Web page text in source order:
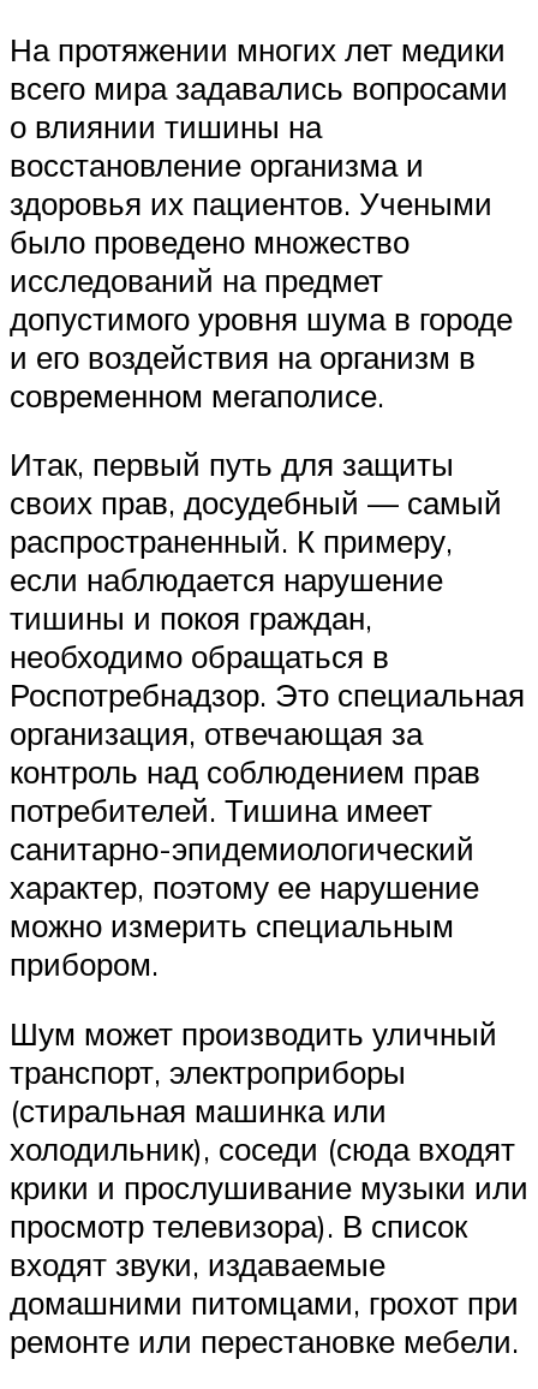
На протяжении многих лет медики
всего мира задавались вопросами
о влиянии тишины на
восстановление организма и
здоровья их пациентов. Учеными
было проведено множество
исследований на предмет
допустимого уровня шума в городе
и его воздействия на организм в
современном мегаполисе.
Итак, первый путь для защиты
своих прав, досудебный — самый
распространенный. К примеру,
если наблюдается нарушение
тишины и покоя граждан,
необходимо обращаться в
Роспотребнадзор. Это специальная
организация, отвечающая за
контроль над соблюдением прав
потребителей. Тишина имеет
санитарно-эпидемиологический
характер, поэтому ее нарушение
можно измерить специальным
прибором.
Шум может производить уличный
транспорт, электроприборы
(стиральная машинка или
холодильник), соседи (сюда входят
крики и прослушивание музыки или
просмотр телевизора). В список
входят звуки, издаваемые
домашними питомцами, грохот при
ремонте или перестановке мебели.